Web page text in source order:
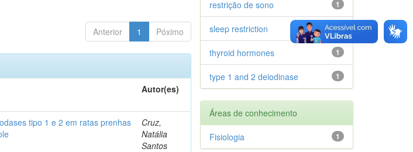
Anterior 1 Póximo
Autor(es)
tipo 1 e 2 em ratas prenhas
Cruz,
Natália
Santos
1
restrição de sono
1
sleep restriction
1
thyroid hormones
1
type 1 and 2 deiodinase
Áreas de conhecimento
1
Fisiologia